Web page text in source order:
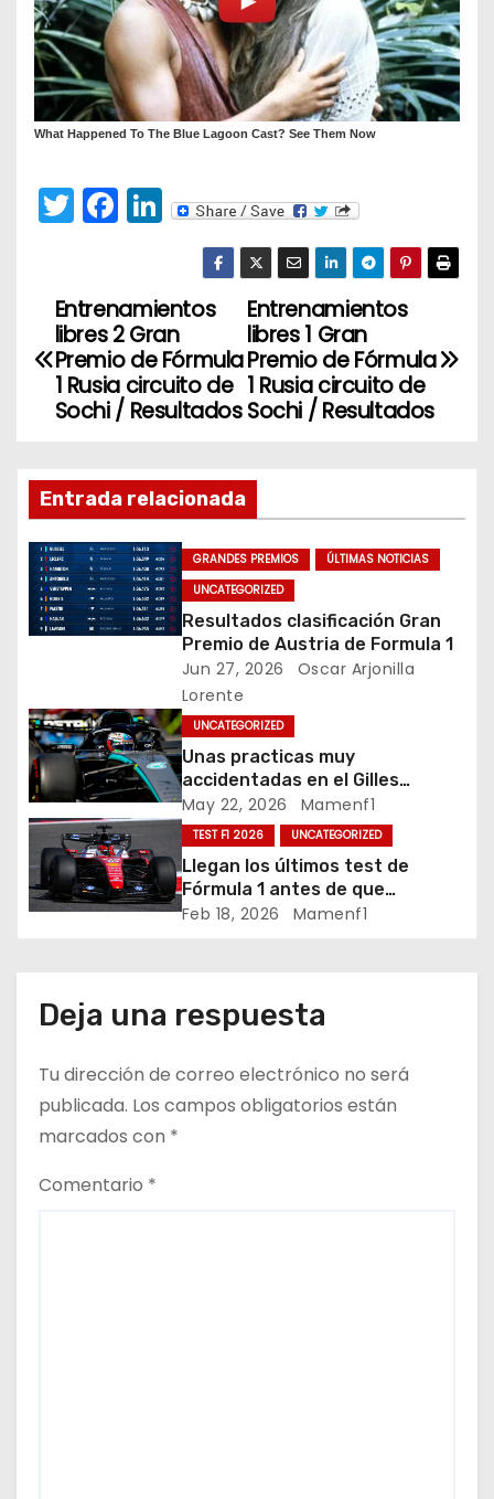
T
w
er
F
a
e
b
o
o
Li
e
dI
n
N
a
g
a
c
i
n
d
e
e
n
r
a
d
a
s
Entrenamientos
libres 1 Gran
Premio de Fórmula
1 Rusia circuito de
Sochi / Resultados
Entrenamientos
libres 2 Gran
Premio de Fórmula
1 Rusia circuito de
Sochi / Resultados
Entrada relacionada
GRANDES PREMIOS
ÚLTIMAS NOTICIAS
UNCATEGORIZED
Resultados clasificación Gran
Premio de Austria de Formula 1
Jun 27, 2026
Oscar Arjonilla
Lorente
UNCATEGORIZED
Unas practicas muy
accidentadas en el Gilles
Villeneuve deja a Fernando en
buena posición, ¿será real?… /
Crónica libes 1 GP Canadá
May 22, 2026 Mamenf1
TEST F1 2026 UNCATEGORIZED
Llegan los últimos test de
Fórmula 1 antes de que
comience la nueva temporada
Feb 18, 2026 Mamenf1
Deja una respuesta
Tu dirección de correo electrónico no será
publicada. Los campos obligatorios están
marcados con *
Comentario *